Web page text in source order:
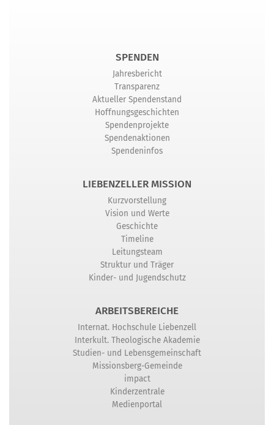
SPENDEN
Jahresbericht
Transparenz
Aktueller Spendenstand
Hoffnungsgeschichten
Spendenprojekte
Spendenaktionen
Spendeninfos
LIEBENZELLER MISSION
Kurzvorstellung
Vision und Werte
Geschichte
Timeline
Leitungsteam
Struktur und Träger
Kinder- und Jugendschutz
ARBEITSBEREICHE
Internat. Hochschule Liebenzell
Interkult. Theologische Akademie
Studien- und Lebensgemeinschaft
Missionsberg-Gemeinde
impact
Kinderzentrale
Medienportal